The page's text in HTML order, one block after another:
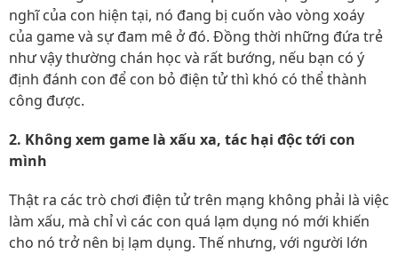
nghĩ của con hiện tại, nó đang bị cuốn vào vòng xoáy
của game và sự đam mê ở đó. Đồng thời những đứa trẻ
như vậy thường chán học và rất bướng, nếu bạn có ý
định đánh con để con bỏ điện tử thì khó có thể thành
công được.
2. Không xem game là xấu xa, tác hại độc tới con
mình
Thật ra các trò chơi điện tử trên mạng không phải là việc
làm xấu, mà chỉ vì các con quá lạm dụng nó mới khiến
cho nó trở nên bị lạm dụng. Thế nhưng, với người lớn